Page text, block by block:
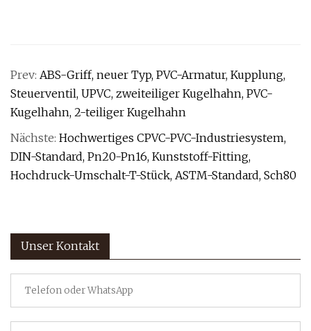
Prev: ABS-Griff, neuer Typ, PVC-Armatur, Kupplung,
Steuerventil, UPVC, zweiteiliger Kugelhahn, PVC-
Kugelhahn, 2-teiliger Kugelhahn
Nächste: Hochwertiges CPVC-PVC-Industriesystem,
DIN-Standard, Pn20-Pn16, Kunststoff-Fitting,
Hochdruck-Umschalt-T-Stück, ASTM-Standard, Sch80
Unser Kontakt